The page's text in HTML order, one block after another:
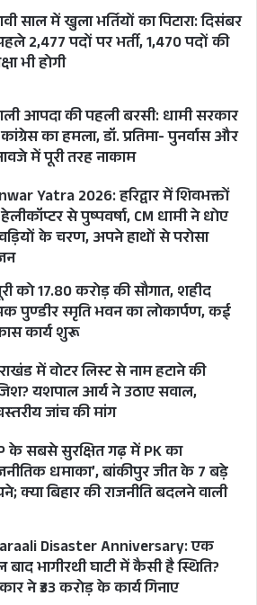
ASSEMBLY HOUSE
DHAMI
GAIRSAIN
KHANDURI BHUSHAN
STATE FOUNDATION DAY
साल में खुला भर्तियों का पिटारा: दिसंबर
2,477 पदों पर भर्ती, 1,470 पदों की
भी होगी
आपदा की पहली बरसी: धामी सरकार
का हमला, डॉ. प्रतिमा- पुनर्वास और
में पूरी तरह नाकाम
Yatra 2026: हरिद्वार में शिवभक्तों
से पुष्पवर्षा, CM धामी ने धोए
के चरण, अपने हाथों से परोसा
को 17.80 करोड़ की सौगात, शहीद
पुण्डीर स्मृति भवन का लोकार्पण, कई
कार्य शुरू
में वोटर लिस्ट से नाम हटाने की
यशपाल आर्य ने उठाए सवाल,
जांच की मांग
के सबसे सुरक्षित गढ़ में PK का
धमाका’, बांकीपुर जीत के 7 बड़े
क्या बिहार की राजनीति बदलने वाली
Disaster Anniversary: एक
बाद भागीरथी घाटी में कैसी है स्थिति?
ने ₹33 करोड़ के कार्य गिनाए